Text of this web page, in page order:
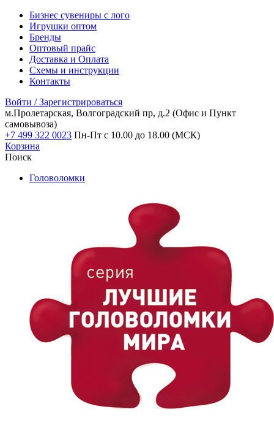
Бизнес сувениры с лого
Игрушки оптом
Бренды
Оптовый прайс
Доставка и Оплата
Схемы и инструкции
Контакты
Войти / Зарегистрироваться
м.Пролетарская, Волгоградский пр, д.2 (Офис и Пункт
самовывоза)
+7 499 322 0023 Пн-Пт с 10.00 до 18.00 (МСК)
Корзина
Поиск
Головоломки